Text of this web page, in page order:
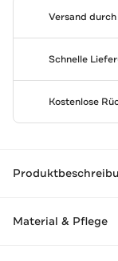
Versand durch
Schnelle
Kostenlose
Material & Pflege